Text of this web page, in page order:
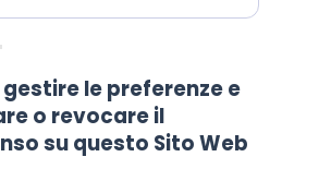
le preferenze e
o revocare il
su questo Sito Web